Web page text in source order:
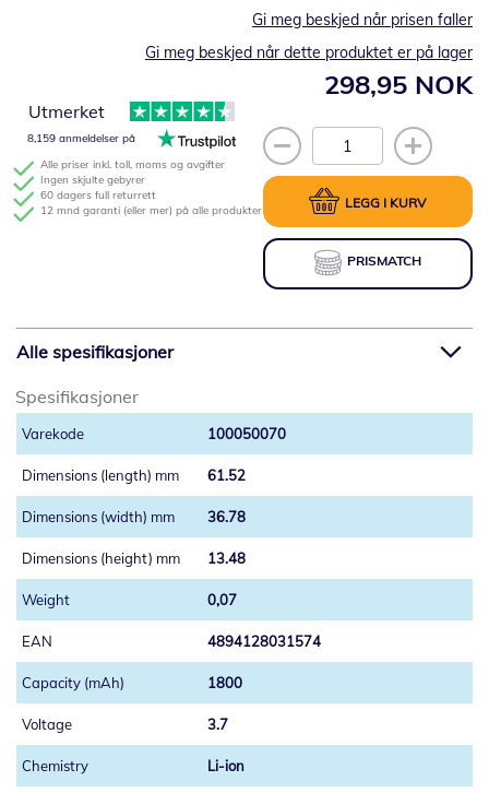
298,95 NOK
Gi meg beskjed når prisen faller
Gi meg beskjed når dette produktet er på lager
LEGG I KURV
PRISMATCH
Alle priser inkl. toll, moms og avgifter
Ingen skjulte gebyrer
60 dagers full returrett
12 mnd garanti (eller mer) på alle produkter
Utmerket
8,159 anmeldelser på
Alle spesifikasjoner
Spesifikasjoner
100050070
61.52
36.78
13.48
0,07
4894128031574
1800
3.7
Li-ion